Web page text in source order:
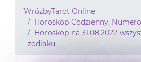
WróżbyTarot.Online
Horoskop Codzienny,
Horoskop na 31.08.2022
zodiaku